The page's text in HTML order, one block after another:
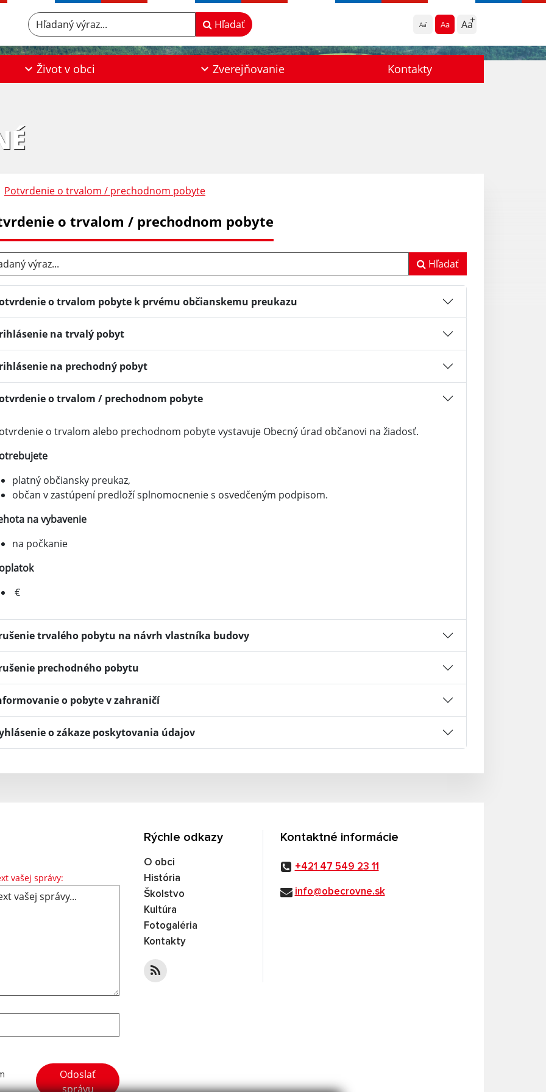
Aa Aa Aa
Hľadaný výraz... Hľadať
Život v obci Zverejňovanie Kontakty
Potvrdenie o trvalom / prechodnom pobyte
o trvalom / prechodnom pobyte
výraz... Hľadať
o trvalom pobyte k prvému občianskemu preukazu
na trvalý pobyt
na prechodný pobyt
o trvalom / prechodnom pobyte
o trvalom alebo prechodnom pobyte vystavuje Obecný úrad občanovi na žiadosť.
platný občiansky preukaz,
občan v zastúpení predloží splnomocnenie s osvedčeným podpisom.
na vybavenie
na počkanie
€
trvalého pobytu na návrh vlastníka budovy
prechodného pobytu
o pobyte v zahraničí
o zákaze poskytovania údajov
vašej správy: Text vašej správy...
Google reCaptcha Response
Odoslať
správu
Rýchle odkazy
O obci
História
Školstvo
Kultúra
Fotogaléria
Kontakty
Kontaktné informácie
+421 47 549 23 11
info@obecrovne.sk